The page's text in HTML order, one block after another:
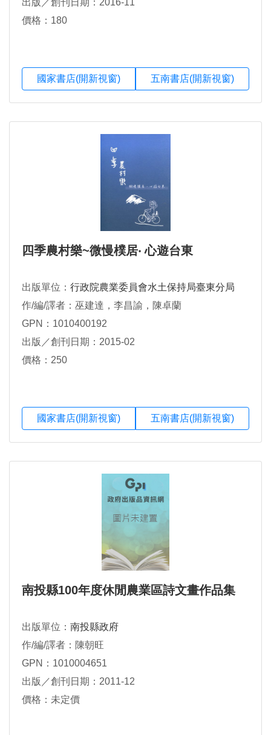
價格：180
國家書店(開新視窗) 五南書店(開新視窗)
四季農村樂~微慢樸居‧ 心遊台東
出版單位： 行政院農業委員會水土保持局臺東分局
作/編/譯者：巫建達，李昌諭，陳卓蘭
GPN：1010400192
出版／創刊日期：2015-02
價格：250
國家書店(開新視窗) 五南書店(開新視窗)
南投縣100年度休閒農業區詩文畫作品集
出版單位： 南投縣政府
作/編/譯者：陳朝旺
GPN：1010004651
出版／創刊日期：2011-12
價格：未定價